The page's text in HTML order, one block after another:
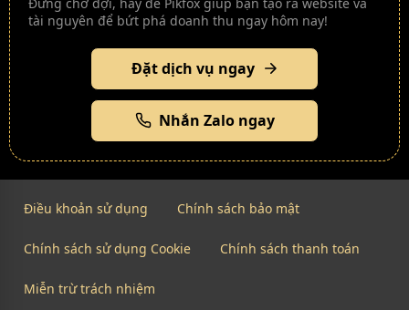
tài nguyên để bứt phá doanh thu ngay hôm nay!
Đặt dịch vụ ngay
Nhắn Zalo ngay
Điều khoản sử dụng Chính sách bảo mật
Chính sách sử dụng Cookie Chính sách thanh toán
Miễn trừ trách nhiệm